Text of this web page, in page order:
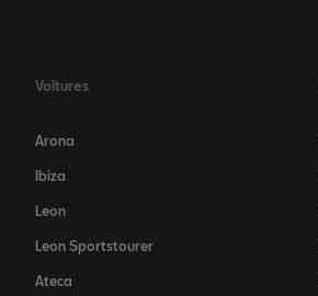
Voitures
Arona
Ibiza
Leon
Leon Sportstourer
Ateca